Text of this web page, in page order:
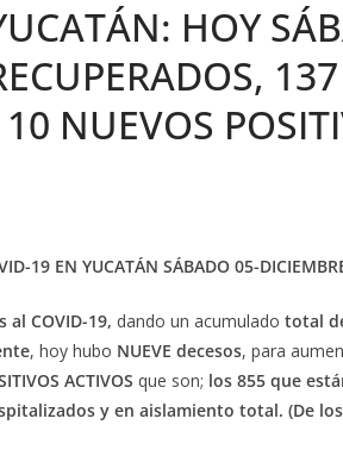
HOY
137
NUEVOS
19 EN YUCATÁN SÁBADO 05-
COVID-19, dando un acumulado total
, hoy hubo NUEVE decesos, para
ACTIVOS que son; los 855 que
y en aislamiento total. (De